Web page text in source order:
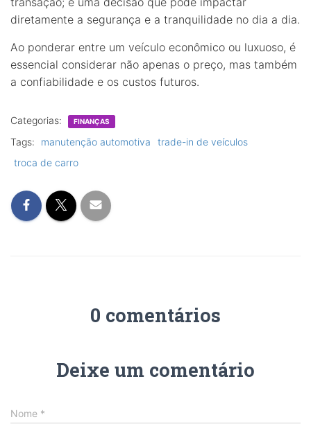
diretamente a segurança e a tranquilidade no dia a dia.
Ao ponderar entre um veículo econômico ou luxuoso, é
essencial considerar não apenas o preço, mas também
a confiabilidade e os custos futuros.
Categorias: FINANÇAS
Tags: manutenção automotiva
trade-in de veículos
troca de carro
0 comentários
Deixe um comentário
Nome *